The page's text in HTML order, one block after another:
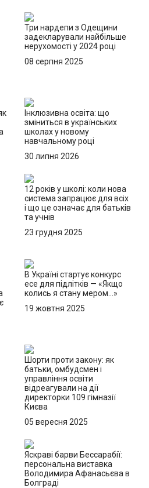
Три нардепи з Одещини
задекларували найбільше
нерухомості у 2024 році
08 серпня 2025
Інклюзивна освіта: що
зміниться в українських
школах у новому
навчальному році
30 липня 2026
12 років у школі: коли нова
система запрацює для всіх
і що це означає для батьків
та учнів
23 грудня 2025
В Україні стартує конкурс
есе для підлітків — «Якщо
колись я стану мером…»
19 жовтня 2025
Шорти проти закону: як
батьки, омбудсмен і
управління освіти
відреагували на дії
директорки 109 гімназії
Києва
05 вересня 2025
Яскраві барви Бессарабії:
персональна виставка
Володимира Афанасьєва в
Болграді